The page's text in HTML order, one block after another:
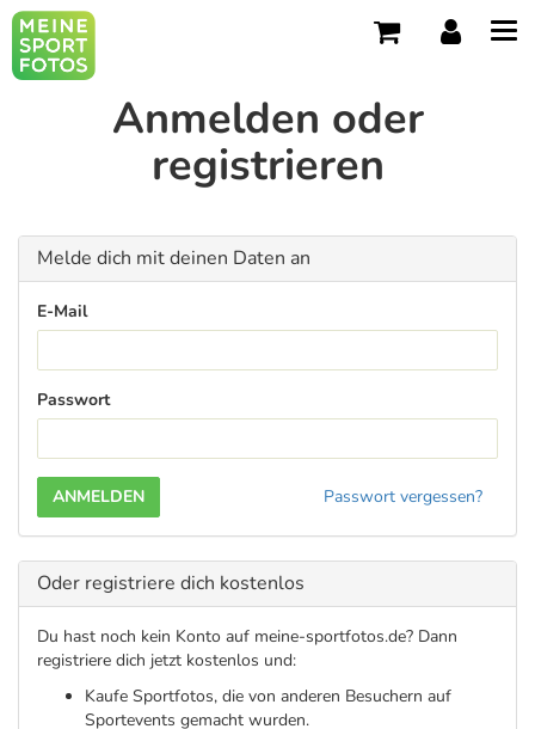
Anmelden oder
registrieren
Melde dich mit deinen Daten an
E-Mail
Passwort
Passwort vergessen?
Oder registriere dich kostenlos
Du hast noch kein Konto auf meine-sportfotos.de? Dann
registriere dich jetzt kostenlos und:
Kaufe Sportfotos, die von anderen Besuchern auf
Sportevents gemacht wurden.